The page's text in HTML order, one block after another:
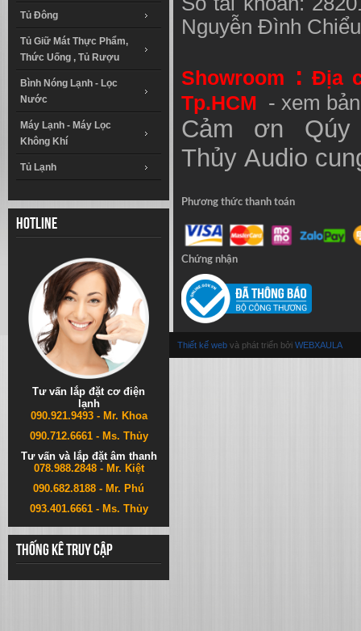
Tủ Đông
Tủ Giữ Mát Thực Phẩm,
Thức Uống , Tủ Rượu
Bình Nóng Lạnh - Lọc
Nước
Máy Lạnh - Máy Lọc
Không Khí
Tủ Lạnh
Hotline
Tư vấn lắp đặt cơ điện
lạnh
090.921.9493 - Mr. Khoa
090.712.6661 - Ms. Thủy
Tư vấn và lắp đặt âm thanh
078.988.2848 - Mr. Kiệt
090.682.8188 - Mr. Phú
093.401.6661 - Ms. Thủy
Thống kê truy cập
Nguyễn Đình
Showroom : Địa
Tp.HCM - xem
Cảm ơn
Thủy Audio
Phương thức thanh toán
Chứng nhận
Thiết kế web và phát triển bởi WEBXAULA